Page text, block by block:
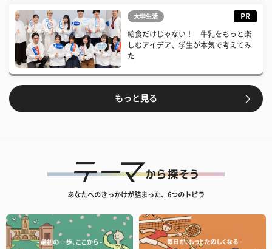
大学生活 PR
給食だけじゃない！ 牛乳をもっと楽
しむアイデア、学生が本気で考えてみ
た
もっと見る
あなたへのきっかけが詰まった、6つのトビラ